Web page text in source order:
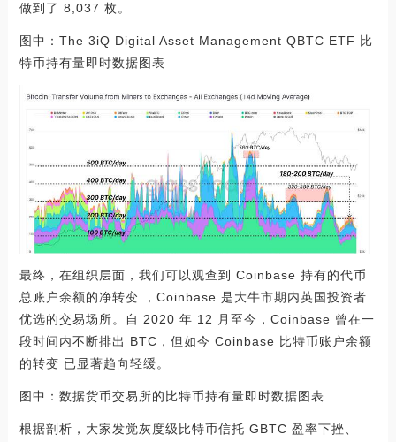
做到了 8,037 枚。
图中：The 3iQ Digital Asset Management QBTC ETF 比
特币持有量即时数据图表
最终，在组织层面，我们可以观查到 Coinbase 持有的代币
总账户余额的净转变 ，Coinbase 是大牛市期内英国投资者
优选的交易场所。自 2020 年 12 月至今，Coinbase 曾在一
段时间内不断排出 BTC，但如今 Coinbase 比特币账户余额
的转变 已显著趋向轻缓。
图中：数据货币交易所的比特币持有量即时数据图表
根据剖析，大家发觉灰度级比特币信托 GBTC 盈率下挫、